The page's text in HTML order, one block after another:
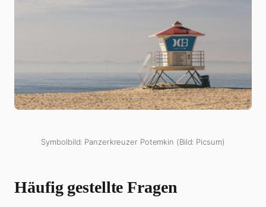
Symbolbild: Panzerkreuzer Potemkin (Bild: Picsum)
Häufig gestellte Fragen